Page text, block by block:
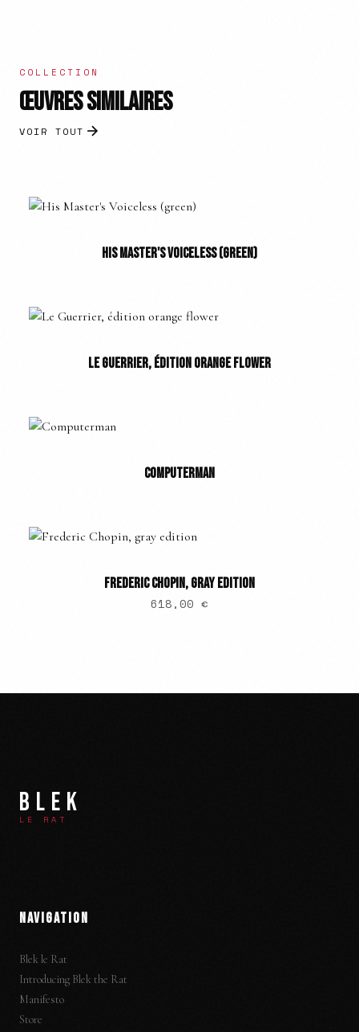
COLLECTION
ŒUVRES SIMILAIRES
VOIR TOUT
HIS MASTER'S VOICELESS (GREEN)
LE GUERRIER, ÉDITION ORANGE FLOWER
COMPUTERMAN
FREDERIC CHOPIN, GRAY EDITION
618,00 €
BLEK
LE RAT
NAVIGATION
Blek le Rat
Introducing Blek the Rat
Manifesto
Store